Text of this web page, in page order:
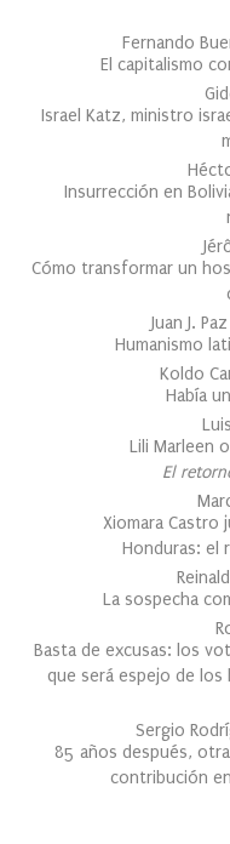
Fernando
El capitalismo
Israel Katz, ministro
Insurrección en
Cómo transformar un
Juan J.
Humanismo
Koldo
Había
Lili Marleen
El
Xiomara Castro
Honduras: el
La sospecha
Basta de excusas: los
que será espejo de los
Sergio
85 años después,
contribución